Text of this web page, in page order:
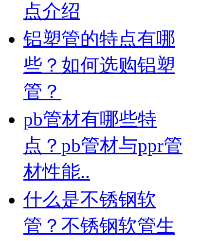
点介绍
铝塑管的特点有哪
些？如何选购铝塑
管？
pb管材有哪些特
点？pb管材与ppr管
材性能..
什么是不锈钢软
管？不锈钢软管生